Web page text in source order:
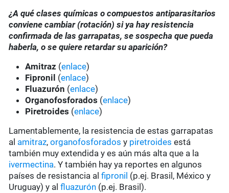
¿A qué clases químicas o compuestos antiparasitarios
conviene cambiar (rotación) si ya hay resistencia
confirmada de las garrapatas, se sospecha que pueda
haberla, o se quiere retardar su aparición?
Amitraz (enlace)
Fipronil (enlace)
Fluazurón (enlace)
Organofosforados (enlace)
Piretroides (enlace)
Lamentablemente, la resistencia de estas garrapatas
al amitraz,organofosforados y piretroides está
también muy extendida y es aún más alta que a la
ivermectina. Y también hay ya reportes en algunos
países de resistancia alfipronil (p.ej. Brasil, México y
Uruguay) y alfluazurón (p.ej. Brasil).